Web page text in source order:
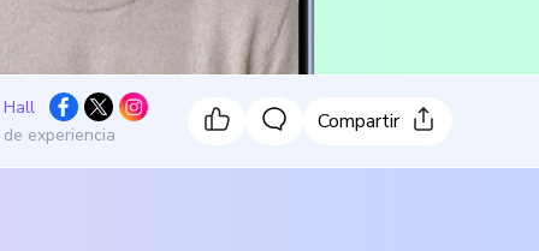
Hall
experiencia
Compartir